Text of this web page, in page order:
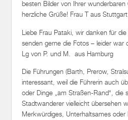
besten Bilder von Ihrer
herzliche Grüße! Frau T aus Stuttgart
Liebe Frau Pataki, wir danken für
senden gerne die Fotos – leider war
Lg von P. und M. aus Hamburg
Die Führungen (Barth, Prerow,
interessant, weil die Führerin auch
oder Dinge „am Straßen-Rand“, die
Stadtwanderer vielleicht übersehen
Merkwürdiges, Unterhaltsames oder